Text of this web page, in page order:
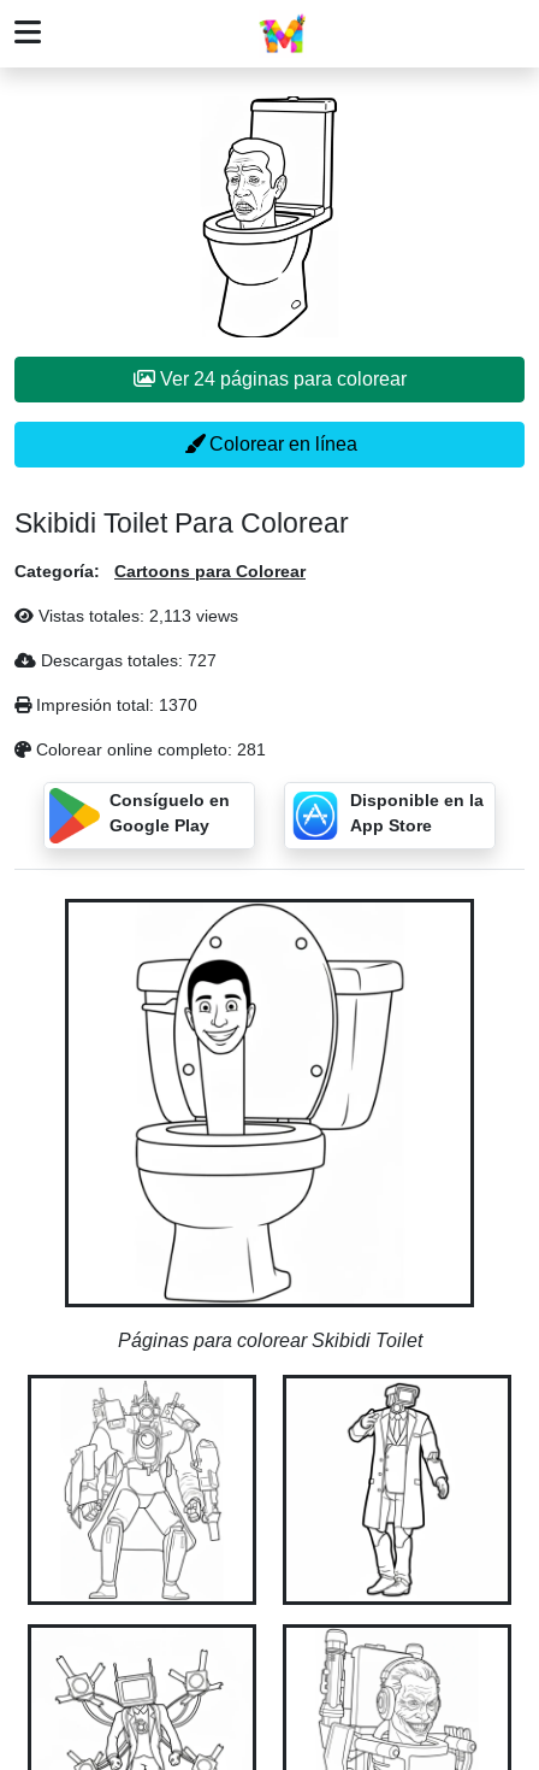
Ver 24 páginas para colorear
Colorear en línea
Skibidi Toilet Para Colorear
Categoría: Cartoons para Colorear
Vistas totales: 2,113 views
Descargas totales: 727
Impresión total: 1370
Colorear online completo: 281
Consíguelo en
Google Play
Disponible en la
App Store
Páginas para colorear Skibidi Toilet